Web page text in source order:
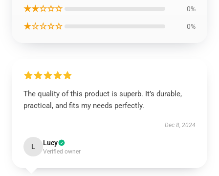
★★☆☆☆ 0%
★☆☆☆☆ 0%
The quality of this product is superb. It’s durable,
practical, and fits my needs perfectly.
Dec 8, 2024
L Lucy
Verified owner